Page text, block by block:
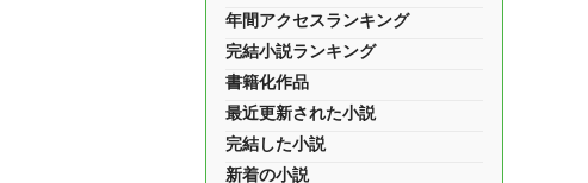
年間アクセスランキング
完結小説ランキング
書籍化作品
最近更新された小説
完結した小説
新着の小説